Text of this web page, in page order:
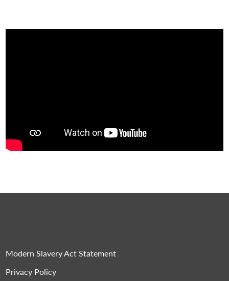
Modern Slavery Act Statement
Privacy Policy